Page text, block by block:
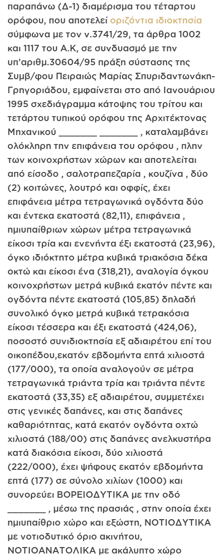
παραπάνω (Δ-1) διαμέρισμα του τέταρτου
ορόφου, που αποτελεί οριζόντια ιδιοκτησία
σύμφωνα με τον ν.3741/29, τα άρθρα 1002
και 1117 του Α.Κ, σε συνδυασμό με την
υπ’αριθμ.30604/95 πράξη σύστασης της
Συμβ/φου Πειραιώς Μαρίας Σπυριδαντωνάκη-
Γρηγοριάδου, εμφαίνεται στο από Ιανουάριου
1995 σχεδιάγραμμα κάτοψης του τρίτου και
τετάρτου τυπικού ορόφου της Αρχιτέκτονας
Μηχανικού _______ _______ , καταλαμβάνει
ολόκληρη την επιφάνεια του ορόφου , πλην
των κοινοχρήστων χώρων και αποτελείται
από είσοδο , σαλοτραπεζαρία , κουζίνα , δύο
(2) κοιτώνες, λουτρό και οφφίς, έχει
επιφάνεια μέτρα τετραγωνικά ογδόντα δύο
και έντεκα εκατοστά (82,11), επιφάνεια ,
ημιυπαίθριων χώρων μέτρα τετραγωνικά
είκοσι τρία και ενενήντα έξι εκατοστά (23,96),
όγκο ιδιόκτητο μέτρα κυβικά τριακόσια δέκα
οκτώ και είκοσι ένα (318,21), αναλογία όγκου
κοινοχρήστων μετρά κυβικά εκατόν πέντε και
ογδόντα πέντε εκατοστά (105,85) δηλαδή
συνολικό όγκο μετρά κυβικά τετρακόσια
είκοσι τέσσερα και έξι εκατοστά (424,06),
ποσοστό συνιδιοκτησία εξ αδιαιρέτου επί του
οικοπέδου,εκατόν εβδομήντα επτά χιλιοστά
(177/000), τα οποία αναλογούν σε μέτρα
τετραγωνικά τριάντα τρία και τριάντα πέντε
εκατοστά (33,35) εξ αδιαιρέτου, συμμετέχει
στις γενικές δαπάνες, και στις δαπάνες
καθαριότητας, κατά εκατόν ογδόντα οχτώ
χιλιοστά (188/00) στις δαπάνες ανελκυστήρα
κατά διακόσια είκοσι, δύο χιλιοστά
(222/000), έχει ψήφους εκατόν εβδομήντα
επτά (177) σε σύνολο χιλίων (1000) και
συνορεύει ΒΟΡΕΙΟΔΥΤΙΚΑ με την οδό
_______ , μέσω της πρασιάς , στην οποία έχει
ημιυπαίθριο χώρο και εξώστη, ΝΟΤΙΟΔΥΤΙΚΑ
με νοτιοδυτικό όριο ακινήτου,
ΝΟΤΙΟΑΝΑΤΟΛΙΚΑ με ακάλυπτο χώρο